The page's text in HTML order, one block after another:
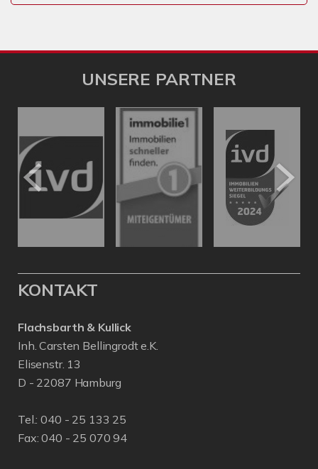
UNSERE PARTNER
KONTAKT
Flachsbarth & Kullick
Inh. Carsten Bellingrodt e.K.
Elisenstr. 13
D - 22087 Hamburg
Tel.:040 - 25 133 25
Fax: 040 - 25 070 94